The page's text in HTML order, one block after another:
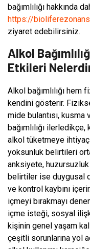
bağımlılığı hakkında
https://
ziyaret edebilirsiniz.
Alkol
Etkileri
Alkol bağımlılığı
kendini gösterir.
mide bulantısı, kusma
bağımlılığı
alkol tüketmeye
yoksunluk belirtileri
anksiyete,
belirtiler ise duygusal
ve kontrol kaybını
içmeyi bırakmayı
içme isteği, sosyal
kişinin genel yaşam
çeşitli sorunlarına yol